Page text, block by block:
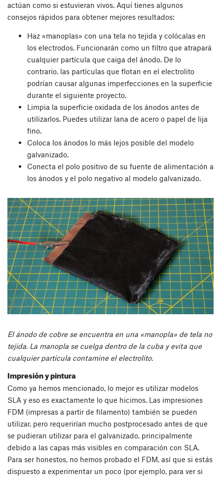
actúan como si estuvieran vivos. Aquí tienes algunos
consejos rápidos para obtener mejores resultados:
Haz «manoplas» con una tela no tejida y colócalas en
los electrodos. Funcionarán como un filtro que atrapará
cualquier partícula que caiga del ánodo. De lo
contrario, las partículas que flotan en el electrolito
podrían causar algunas imperfecciones en la superficie
durante el siguiente proyecto.
Limpia la superficie oxidada de los ánodos antes de
utilizarlos. Puedes utilizar lana de acero o papel de lija
fino.
Coloca los ánodos lo más lejos posible del modelo
galvanizado.
Conecta el polo positivo de su fuente de alimentación a
los ánodos y el polo negativo al modelo galvanizado.
El ánodo de cobre se encuentra en una «manopla» de tela no
tejida. La manopla se cuelga dentro de la cuba y evita que
cualquier partícula contamine el electrolito.
Impresión y pintura
Como ya hemos mencionado, lo mejor es utilizar modelos
SLA y eso es exactamente lo que hicimos. Las impresiones
FDM (impresas a partir de filamento) también se pueden
utilizar, pero requerirían mucho postprocesado antes de que
se pudieran utilizar para el galvanizado, principalmente
debido a las capas más visibles en comparación con SLA.
Para ser honestos, no hemos probado el FDM, así que si estás
dispuesto a experimentar un poco (por ejemplo, para ver si